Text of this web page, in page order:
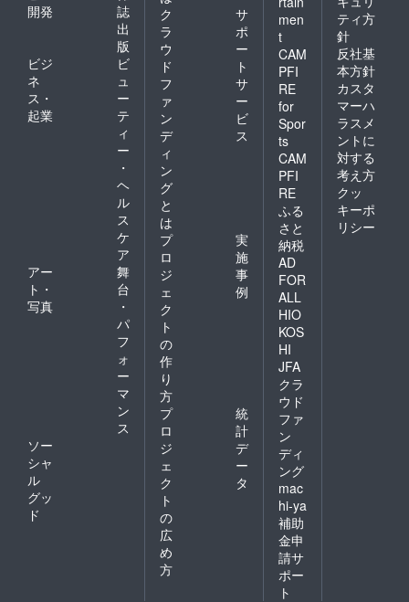
開発
誌
出
版
ビジ
ネ
ス・
起業
ビ
ュ
ー
テ
ィ
ー
・
ヘ
ル
ス
ケ
ア
アー
ト・
写真
舞
台
・
パ
フ
ォ
ー
マ
ン
ス
ソー
シャ
ル
グッ
ド
ク
ラ
ウ
ド
フ
ァ
ン
デ
ィ
ン
グ
と
は
サ
ポ
ー
ト
サ
ー
ビ
ス
プ
ロ
ジ
ェ
ク
ト
の
作
り
方
実
施
事
例
プ
ロ
ジ
ェ
ク
ト
の
広
め
方
統
計
デ
ー
タ
men
t
CAM
PFI
RE
for
Spor
ts
CAM
PFI
RE
ふる
さと
納税
AD
FOR
ALL
HIO
KOS
HI
JFA
クラ
ウド
ファ
ン
ディ
ング
mac
hi-ya
補助
金申
請サ
ポー
ト
ティ方
針
反社基
本方針
カスタ
マーハ
ラスメ
ントに
対する
考え方
クッ
キーポ
リシー